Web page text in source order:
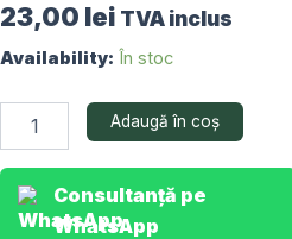
23,00 lei TVA inclus
Availability: În stoc
Cantitate
+
bulon
M10x40
CA98150
Adaugă în coș
Consultanță pe
WhatsApp